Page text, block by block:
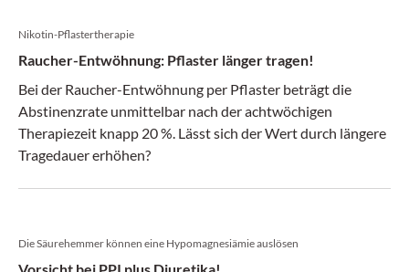
Nikotin-Pflastertherapie
Raucher-Entwöhnung: Pflaster länger tragen!
Bei der Raucher-Entwöhnung per Pflaster beträgt die
Abstinenzrate unmittelbar nach der achtwöchigen
Therapiezeit knapp 20 %. Lässt sich der Wert durch längere
Tragedauer erhöhen?
Die Säurehemmer können eine Hypomagnesiämie auslösen
Vorsicht bei PPI plus Diuretika!